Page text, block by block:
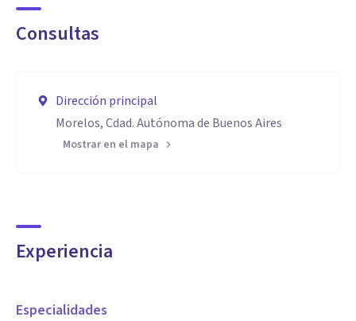
Consultas
Dirección principal
Morelos, Cdad. Autónoma de Buenos Aires
Mostrar en el mapa
Experiencia
Especialidades